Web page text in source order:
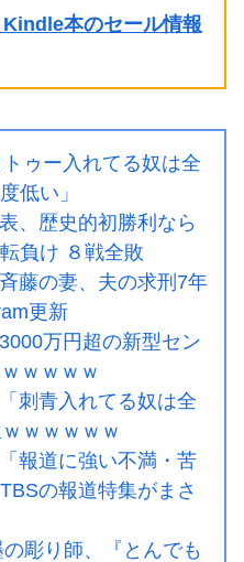
Kindle本のセール情報
ゥー入れてる奴は全
低い」
、歴史的初勝利なら
負け ８戦全敗
藤の妻、夫の求刑7年
更新
万円超の新型セン
ｗｗｗｗ
刺青入れてる奴は全
ｗｗｗｗｗ
報道に強い不満・苦
の報道特集がまさ
の彫り師、『とんでも